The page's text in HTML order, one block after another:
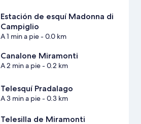
Estación de esquí Madonna di
Campiglio
A 1 min a pie- 0.0 km
Canalone Miramonti
A 2 min a pie- 0.2 km
Telesquí Pradalago
A 3 min a pie- 0.3 km
Telesilla de Miramonti